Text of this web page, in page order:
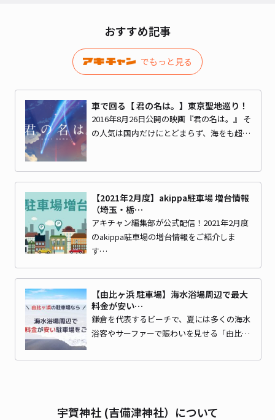
おすすめ記事
でもっと見る
車で回る【 君の名は。】東京聖地巡り！
2016年8月26日公開の映画『君の名は。』 そ
の人気は国内だけにとどまらず、海をも超…
【2021年2月度】akippa駐車場 増台情報
（埼玉・栃…
アキチャン編集部が公式配信！2021年2月度
のakippa駐車場の増台情報をご紹介しま
す…
【由比ヶ浜 駐車場】海水浴場周辺で最大
料金が安い…
鎌倉を代表するビーチで、夏には多くの海水
浴客やサーファーで賑わいを見せる「由比…
宇賀神社 (吉備津神社）について